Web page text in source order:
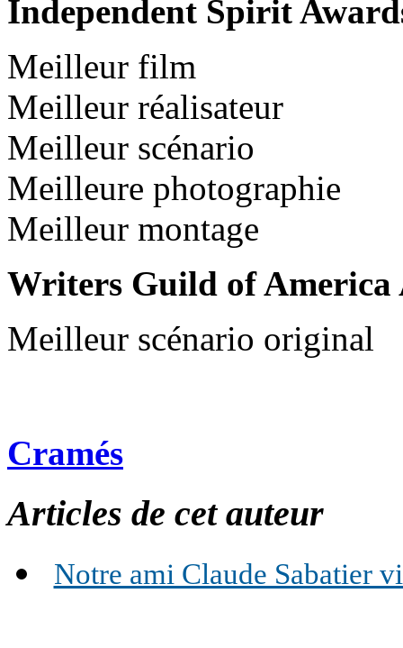
Independent Spirit
Meilleur film
Meilleur réalisateur
Meilleur scénario
Meilleure photographie
Meilleur montage
Writers Guild of America
Meilleur scénario original
Cramés
Articles de cet auteur
Notre ami Claude Sabatier